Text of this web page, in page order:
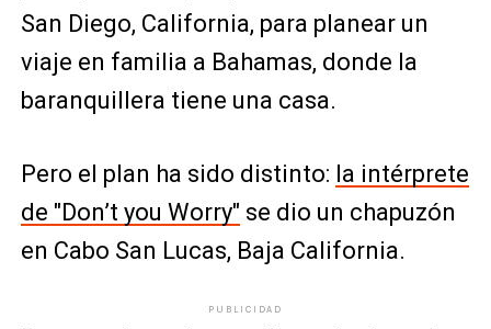
San Diego, California, para planear un
viaje en familia a Bahamas, donde la
baranquillera tiene una casa.
Pero el plan ha sido distinto: la intérprete
de "Don’t you Worry" se dio un chapuzón
en Cabo San Lucas, Baja California.
PUBLICIDAD